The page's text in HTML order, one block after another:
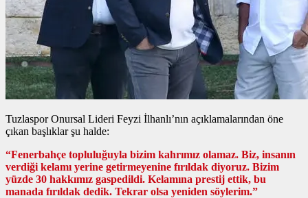
Tuzlaspor Onursal Lideri Feyzi İlhanlı’nın açıklamalarından öne
çıkan başlıklar şu halde:
“Fenerbahçe topluluğuyla bizim kahrımız olamaz. Biz, insanın
verdiği kelamı yerine getirmeyenine fırıldak diyoruz. Bizim
yüzde 30 hakkımız gaspedildi. Kelamına prestij ettik, bu
manada fırıldak dedik. Tekrar olsa yeniden söylerim.”